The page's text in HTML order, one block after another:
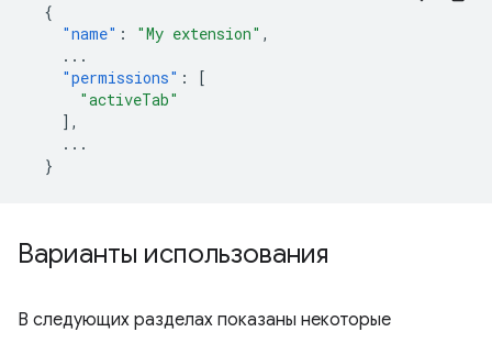
{
"name" : "My extension" ,
...
"permissions" :
[
"activeTab"
],
...
}
Варианты использования
В следующих разделах показаны некоторые